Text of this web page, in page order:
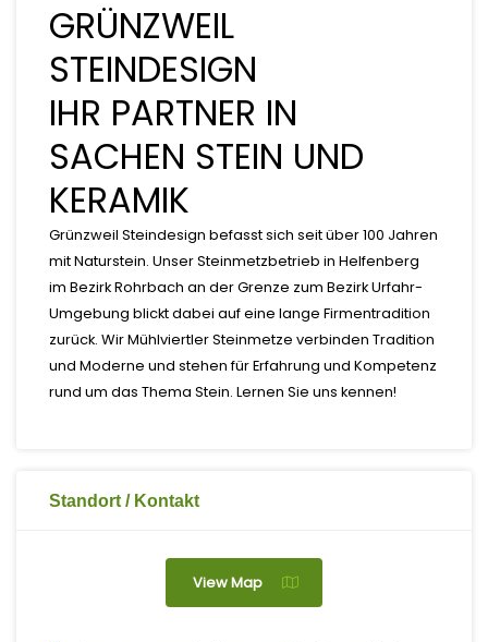
GRÜNZWEIL
STEINDESIGN
IHR PARTNER IN
SACHEN STEIN UND
KERAMIK
Grünzweil Steindesign befasst sich seit über 100 Jahren
mit Naturstein. Unser Steinmetzbetrieb in Helfenberg
im Bezirk Rohrbach an der Grenze zum Bezirk Urfahr-
Umgebung blickt dabei auf eine lange Firmentradition
zurück. Wir Mühlviertler Steinmetze verbinden Tradition
und Moderne und stehen für Erfahrung und Kompetenz
rund um das Thema Stein. Lernen Sie uns kennen!
Standort / Kontakt
View Map